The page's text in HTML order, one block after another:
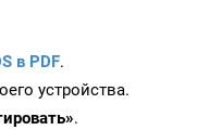
в PDF.
устройства.
.